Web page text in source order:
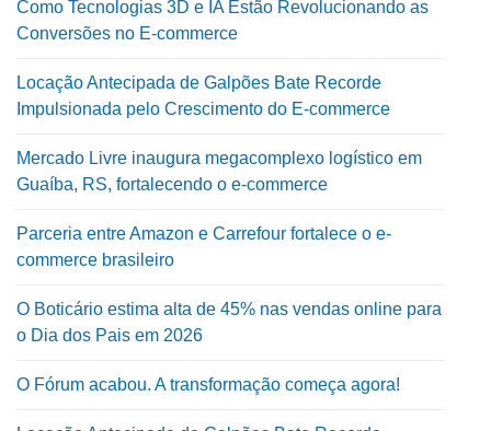
Como Tecnologias 3D e IA Estão Revolucionando as
Conversões no E-commerce
Locação Antecipada de Galpões Bate Recorde
Impulsionada pelo Crescimento do E-commerce
Mercado Livre inaugura megacomplexo logístico em
Guaíba, RS, fortalecendo o e-commerce
Parceria entre Amazon e Carrefour fortalece o e-
commerce brasileiro
O Boticário estima alta de 45% nas vendas online para
o Dia dos Pais em 2026
O Fórum acabou. A transformação começa agora!